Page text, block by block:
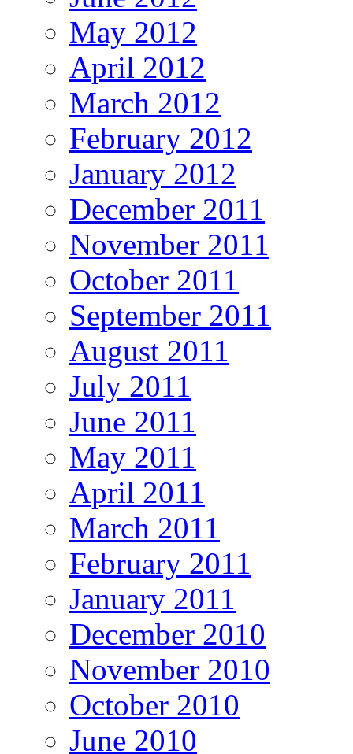
May 2012
April 2012
March 2012
February 2012
January 2012
December 2011
November 2011
October 2011
September 2011
August 2011
July 2011
June 2011
May 2011
April 2011
March 2011
February 2011
January 2011
December 2010
November 2010
October 2010
June 2010